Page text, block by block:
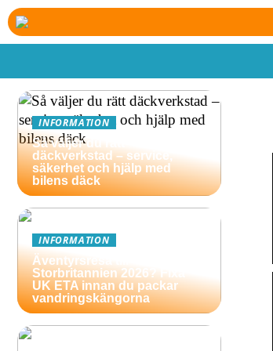
INFORMATION
Så väljer du rätt
däckverkstad – service,
säkerhet och hjälp med
bilens däck
INFORMATION
Äventyrsresa till
Storbritannien 2026? Fixa
UK ETA innan du packar
vandringskängorna